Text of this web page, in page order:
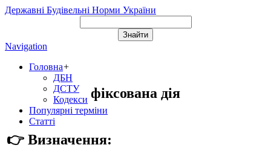
Державні Будівельні Норми України
Navigation
Головна+
ДБН
ДСТУ
Кодекси
Популярні терміни
Статті
фіксована дія
👉 Визначення: